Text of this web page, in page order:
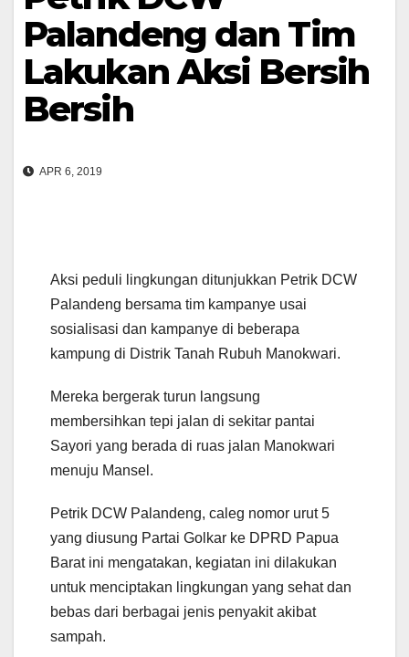
Palandeng dan Tim
Lakukan Aksi Bersih
Bersih
APR 6, 2019
Aksi peduli lingkungan ditunjukkan Petrik DCW
Palandeng bersama tim kampanye usai
sosialisasi dan kampanye di beberapa
kampung di Distrik Tanah Rubuh Manokwari.
Mereka bergerak turun langsung
membersihkan tepi jalan di sekitar pantai
Sayori yang berada di ruas jalan Manokwari
menuju Mansel.
Petrik DCW Palandeng, caleg nomor urut 5
yang diusung Partai Golkar ke DPRD Papua
Barat ini mengatakan, kegiatan ini dilakukan
untuk menciptakan lingkungan yang sehat dan
bebas dari berbagai jenis penyakit akibat
sampah.